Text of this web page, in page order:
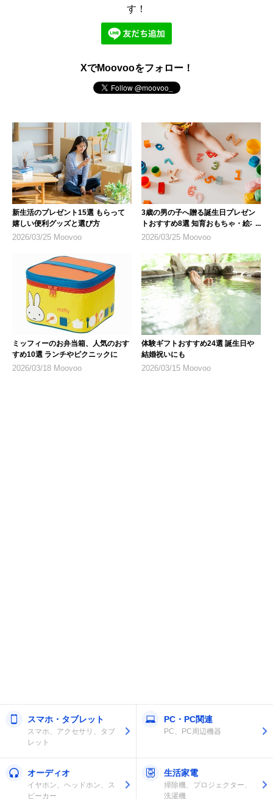
す！
XでMoovooをフォロー！
新生活のプレゼント15選 もらって
嬉しい便利グッズと選び方
2026/03/25 Moovoo
3歳の男の子へ贈る誕生日プレゼン
トおすすめ8選 知育おもちゃ・絵本
を厳選
2026/03/25 Moovoo
ミッフィーのお弁当箱、人気のおす
すめ10選 ランチやピクニックに
2026/03/18 Moovoo
体験ギフトおすすめ24選 誕生日や
結婚祝いにも
2026/03/15 Moovoo
スマホ・タブレット
スマホ、アクセサリ、タブ
レット
PC・PC関連
PC、PC周辺機器
オーディオ
イヤホン、ヘッドホン、ス
ピーカー
生活家電
掃除機、プロジェクター、
洗濯機